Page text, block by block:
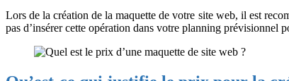
Lors de la création de la maquette de votre site web, il est
pas d’insérer cette opération dans votre planning prévisionnel